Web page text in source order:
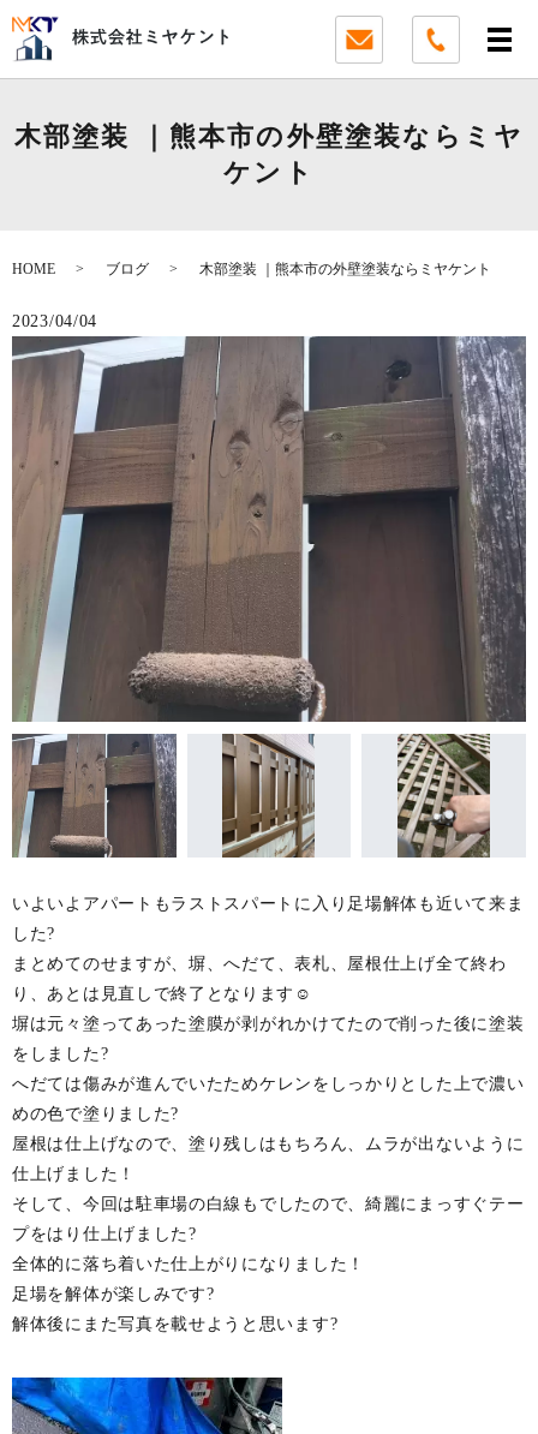
木部塗装 ｜熊本市の外壁塗装ならミヤ
ケント
HOME ブログ 木部塗装 ｜熊本市の外壁塗装ならミヤケント
2023/04/04
いよいよアパートもラストスパートに入り足場解体も近いて来ま
した?
まとめてのせますが、 塀、へだて、表札、屋根仕上げ全て終わ
り、あとは 見直しで終了となります☺️
塀は元々塗ってあった塗膜が剥がれかけてたので削った後に塗装
をしました?
へだては傷みが進んでいたためケレンをしっかりとした上で濃い
めの色で塗りました?
屋根は仕上げなので、塗り残しはもちろん、ムラが出ないように
仕上げました！
そして、今回は駐車場の白線も でしたので、綺麗にまっすぐテー
プをはり仕上げました?
全体的に落ち着いた仕上がりになりました！
足場を解体が楽しみです?
解体後にまた写真を載せようと思います?